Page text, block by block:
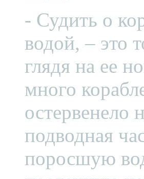
- Судить о
водой, – это
глядя на ее
много
остервенело
подводная
поросшую